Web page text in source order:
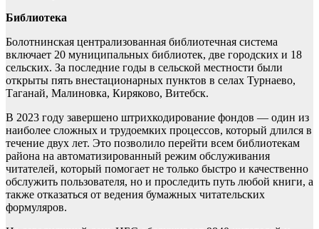
Библиотека
Болотнинская централизованная библиотечная система
включает 20 муниципальных библиотек, две городских и 18
сельских. За последние годы в сельской местности были
открыты пять внестационарных пунктов в селах Турнаево,
Таганай, Малиновка, Киряково, Витебск.
В 2023 году завершено штрихкодирование фондов — один из
наиболее сложных и трудоемких процессов, который длился в
течение двух лет. Это позволило перейти всем библиотекам
района на автоматизированный режим обслуживания
читателей, который помогает не только быстро и качественно
обслужить пользователя, но и проследить путь любой книги, а
также отказаться от ведения бумажных читательских
формуляров.